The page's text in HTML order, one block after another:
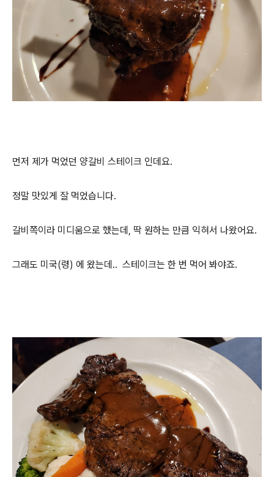
먼저 제가 먹었던 양갈비 스테이크 인데요.
정말 맛있게 잘 먹었습니다.
갈비쪽이라 미디움으로 했는데, 딱 원하는 만큼 익혀서 나왔어요.
그래도 미국(령) 에 왔는데.. 스테이크는 한 번 먹어 봐야죠.